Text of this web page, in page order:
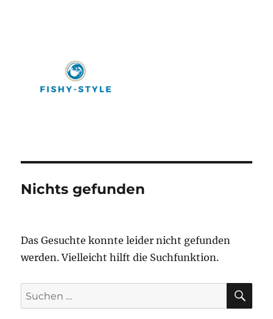
Nichts gefunden
Das Gesuchte konnte leider nicht gefunden
werden. Vielleicht hilft die Suchfunktion.
Suchen
nach: